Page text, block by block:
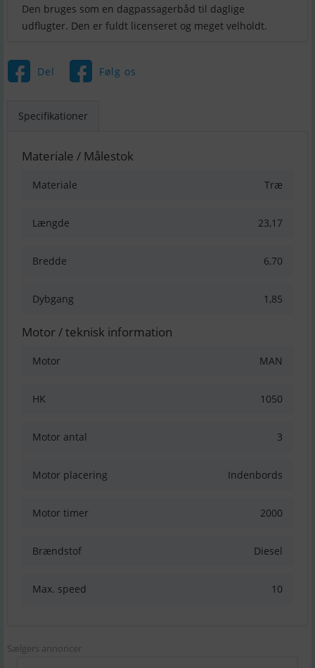
Den bruges som en dagpassagerbåd til daglige
udflugter. Den er fuldt licenseret og meget velholdt.
Del Følg os
Specifikationer
Materiale / Målestok
Materiale Træ
Længde 23,17
Bredde 6,70
Dybgang 1,85
Motor / teknisk information
Motor MAN
HK 1050
Motor antal 3
Motor placering Indenbords
Motor timer 2000
Brændstof Diesel
Max. speed 10
Sælgers annoncer